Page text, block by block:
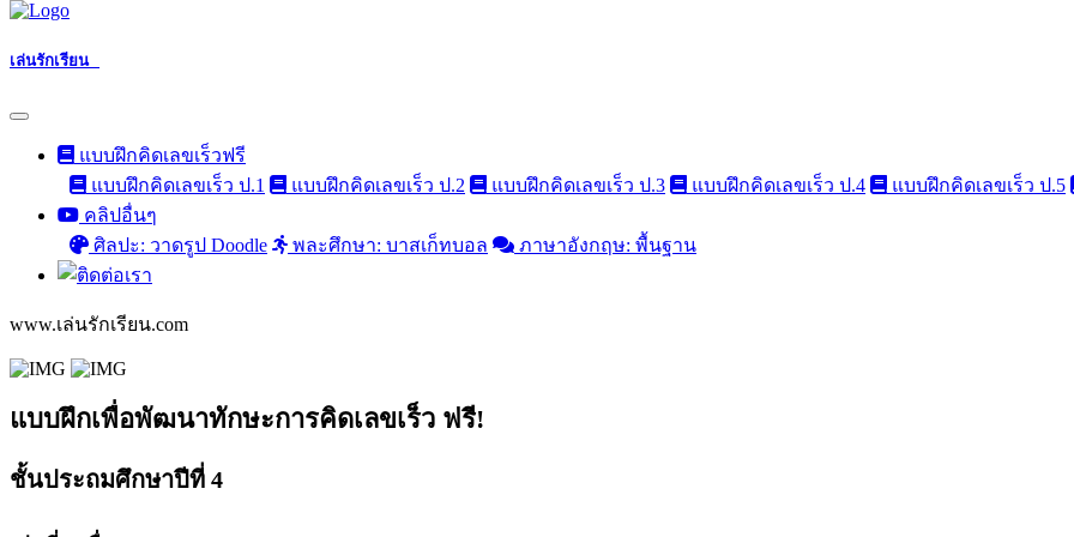
เล่นรักเรียน
แบบฝึกคิดเลขเร็วฟรี
แบบฝึกคิดเลขเร็ว ป.1
แบบฝึกคิดเลขเร็ว ป.2 แบบฝึกคิดเลขเร็ว ป.3 แบบฝึกคิดเลขเร็ว ป.4 แบบฝึกคิดเลขเร็ว ป.5
คลิปอื่นๆ
ศิลปะ: วาดรูป Doodle
พละศึกษา: บาสเก็ทบอล ภาษาอังกฤษ: พื้นฐาน
www.เล่นรักเรียน.com
แบบฝึกเพื่อพัฒนาทักษะการคิดเลขเร็ว ฟรี!
ชั้นประถมศึกษาปีที่ 4